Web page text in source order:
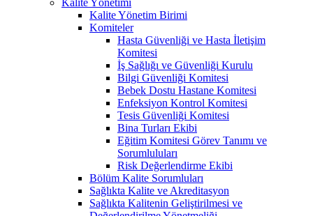
Kalite Yönetim Birimi
Komiteler
Hasta Güvenliği ve Hasta İletişim
Komitesi
İş Sağlığı ve Güvenliği Kurulu
Bilgi Güvenliği Komitesi
Bebek Dostu Hastane Komitesi
Enfeksiyon Kontrol Komitesi
Tesis Güvenliği Komitesi
Bina Turları Ekibi
Eğitim Komitesi Görev Tanımı ve
Sorumluluları
Risk Değerlendirme Ekibi
Bölüm Kalite Sorumluları
Sağlıkta Kalite ve Akreditasyon
Sağlıkta Kalitenin Geliştirilmesi ve